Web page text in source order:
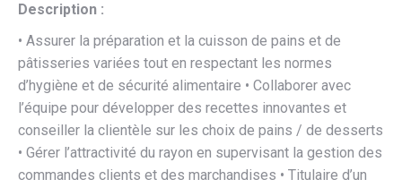
Description :
• Assurer la préparation et la cuisson de pains et de
pâtisseries variées tout en respectant les normes
d’hygiène et de sécurité alimentaire • Collaborer avec
l’équipe pour développer des recettes innovantes et
conseiller la clientèle sur les choix de pains / de desserts
• Gérer l’attractivité du rayon en supervisant la gestion des
commandes clients et des marchandises • Titulaire d’un